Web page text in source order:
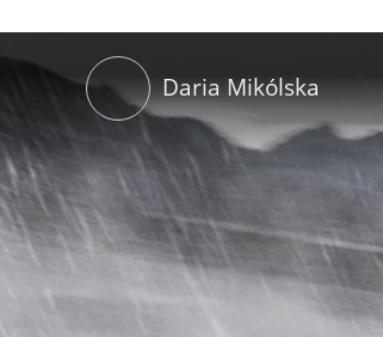
Daria Mikólska